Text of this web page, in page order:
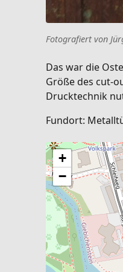
Fotografiert von
Das war die
Größe des cut-
Drucktechnik
Fundort:
+
−